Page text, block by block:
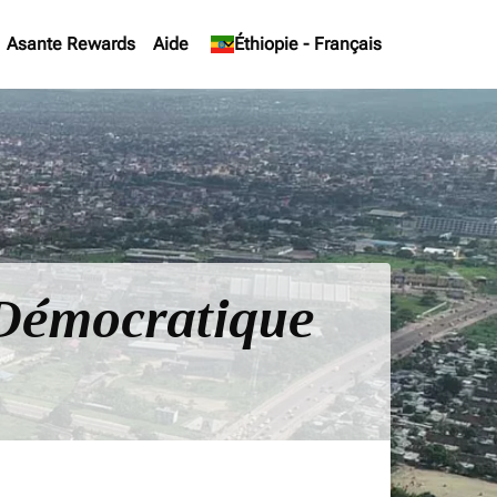
Asante Rewards Aide Éthiopie - Français
keyboard_arrow_down